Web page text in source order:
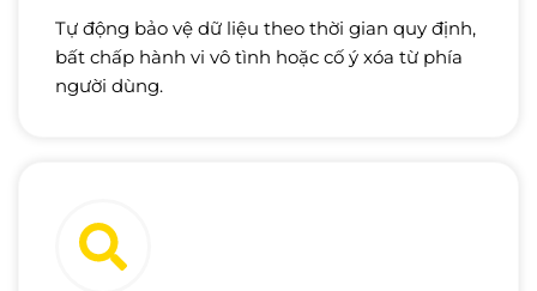
Tự động bảo vệ dữ liệu theo thời gian quy định,
bất chấp hành vi vô tình hoặc cố ý xóa từ phía
người dùng.